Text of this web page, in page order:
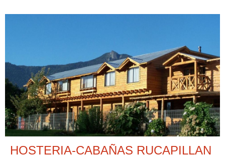
HOSTERIA-CABAÑAS RUCAPILLAN